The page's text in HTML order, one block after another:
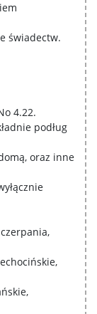
świadectw.
4.22.
podług
oraz inne
czerpania,